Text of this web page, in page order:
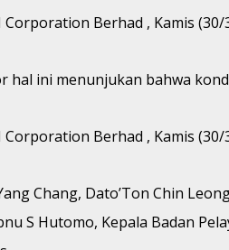
Berhad , Kamis
ini menunjukan bahwa
Berhad , Kamis
Chang, Dato’Ton Chin
S Hutomo, Kepala Badan